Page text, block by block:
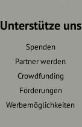
Unterstütze uns
Spenden
Partner werden
Crowdfunding
Förderungen
Werbemöglichkeiten